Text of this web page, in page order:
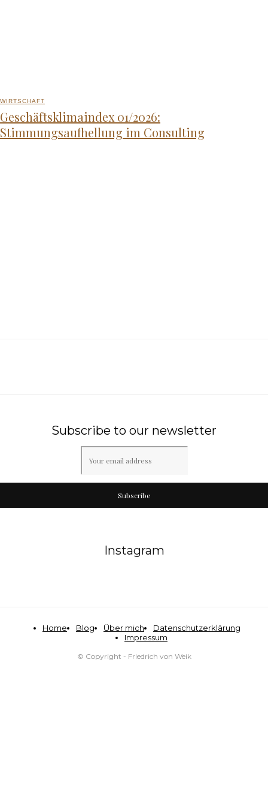
WIRTSCHAFT
Geschäftsklimaindex 01/2026:
Stimmungsaufhellung im Consulting
Subscribe to our newsletter
Subscribe
Instagram
Home Blog Über mich
Datenschutzerklärung
Impressum
© Copyright - Friedrich von Weik